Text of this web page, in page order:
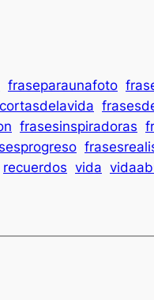
fraseparaunafoto
frasesinspiradoras
recuerdos vida